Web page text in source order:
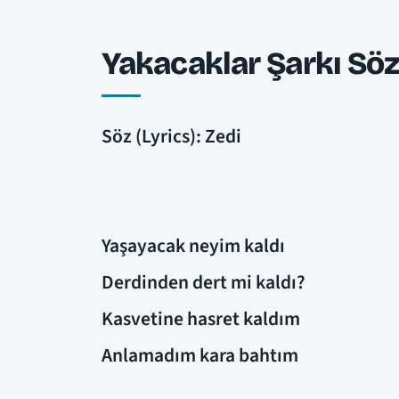
Yakacaklar Şarkı
Söz (Lyrics): Zedi
Yaşayacak neyim kaldı
Derdinden dert mi kaldı?
Kasvetine hasret kaldım
Anlamadım kara bahtım